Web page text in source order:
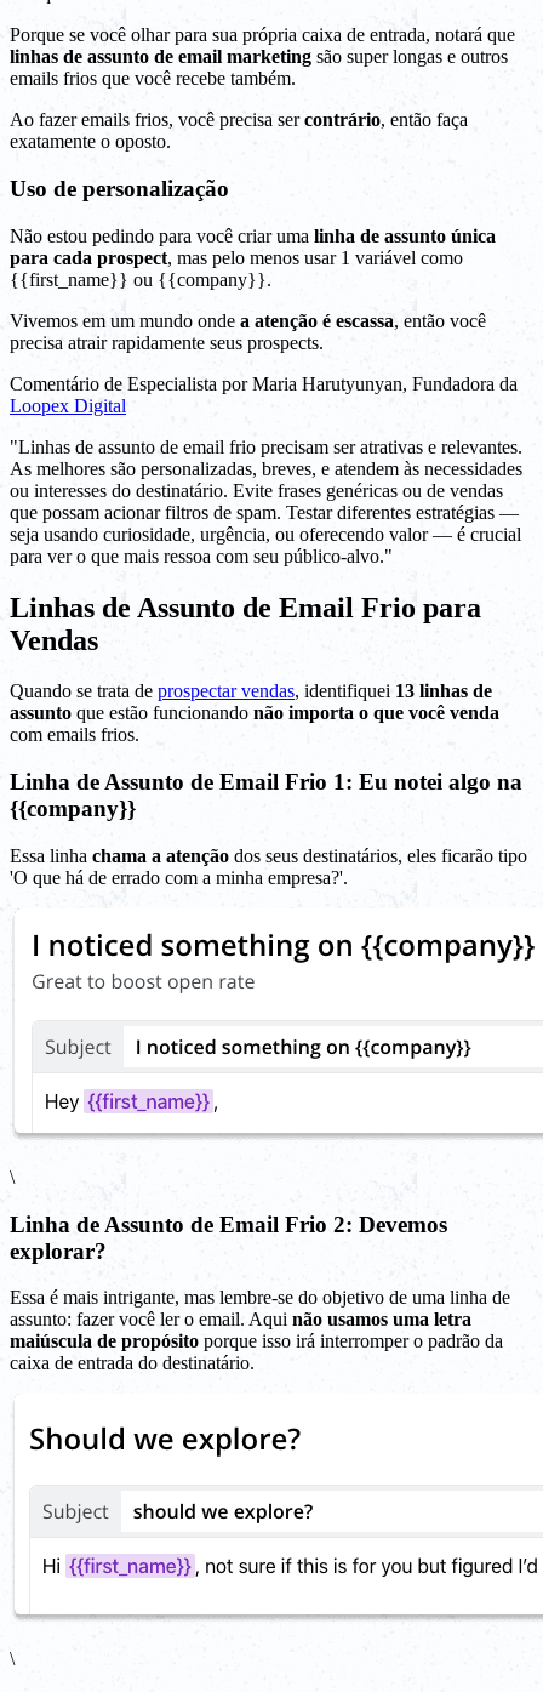
Porque se você olhar para sua própria caixa de entrada, notará que
linhas de assunto de email marketing são super longas e outros
emails frios que você recebe também.
Ao fazer emails frios, você precisa sercontrário, então faça
exatamente o oposto.
Uso de personalização
Não estou pedindo para você criar uma linha de assunto única
para cada prospect, mas pelo menos usar 1 variável como
{{first_name}} ou {{company}}.
Vivemos em um mundo onde a atenção é escassa, então você
precisa atrair rapidamente seus prospects.
Comentário de Especialista por Maria Harutyunyan, Fundadora da
Loopex Digital
"Linhas de assunto de email frio precisam ser atrativas e relevantes.
As melhores são personalizadas, breves, e atendem às necessidades
ou interesses do destinatário. Evite frases genéricas ou de vendas
que possam acionar filtros de spam. Testar diferentes estratégias —
seja usando curiosidade, urgência, ou oferecendo valor — é crucial
para ver o que mais ressoa com seu público-alvo."
Linhas de Assunto de Email Frio para
Vendas
Quando se trata de prospectar vendas, identifiquei 13 linhas de
assunto que estão funcionando não importa o que você venda
com emails frios.
Linha de Assunto de Email Frio 1: Eu notei algo na
{{company}}
Essa linha chama a atenção dos seus destinatários, eles ficarão tipo
'O que há de errado com a minha empresa?'.
\
Linha de Assunto de Email Frio 2: Devemos
explorar?
Essa é mais intrigante, mas lembre-se do objetivo de uma linha de
assunto: fazer você ler o email. Aqui não usamos uma letra
maiúscula de propósito porque isso irá interromper o padrão da
caixa de entrada do destinatário.
\